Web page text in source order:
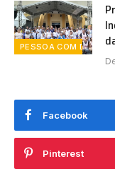
PESSOA COM
Facebook
Pinterest